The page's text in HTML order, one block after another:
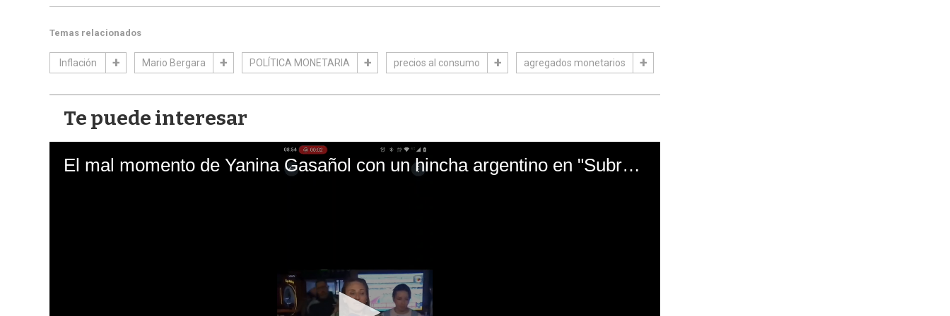
Temas relacionados
Inflación Mario Bergara POLÍTICA MONETARIA precios al consumo agregados monetarios
Te puede interesar
El mal momento de Yanina Gasañol con un hincha argentino en "Subrayado"